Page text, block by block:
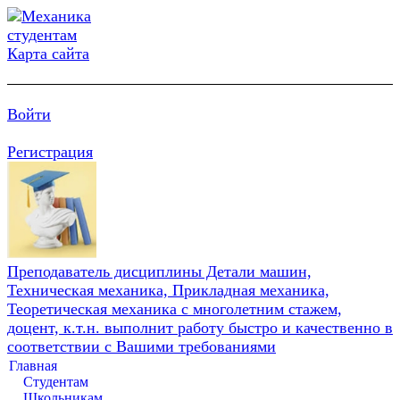
Карта сайта
Войти
Регистрация
Преподаватель дисциплины Детали машин,
Техническая механика, Прикладная механика,
Теоретическая механика с многолетним стажем,
доцент, к.т.н. выполнит работу быстро и качественно в
соответствии с Вашими требованиями
Главная
Студентам